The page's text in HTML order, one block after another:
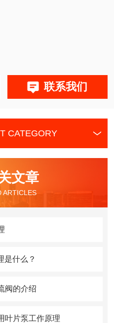
联系我们
CATEGORY
文章
ARTICLES
是什么？
阀的介绍
叶片泵工作原理